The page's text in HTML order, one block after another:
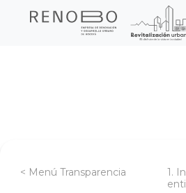
Sitio WebTransparencia
< Menú Transparencia
1.